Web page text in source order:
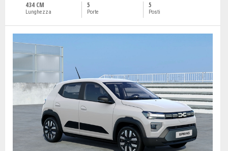
434 CM
Lunghezza
5
Porte
5
Posti